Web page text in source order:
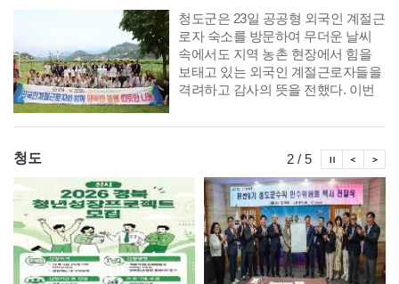
건의사항을 직접 수렴하기 위해 마련
됐다.
​​​​​​​청도군은 23일 공공형 외국인 계절근
로자 숙소를 방문하여 무더운 날씨
속에서도 지역 농촌 현장에서 힘을
보태고 있는 외국인 계절근로자들을
격려하고 감사의 뜻을 전했다. 이번
찰발전협의회의 위문물품 기탁을 계
군지부와 청도농협도 뜻을 함께하여
외국인 계절근로자들의 생활에 보탬
이 될 수 있도록 생필품과 폭염 대응
물품을 전달했다.
청도 2 / 5 시
시정뉴